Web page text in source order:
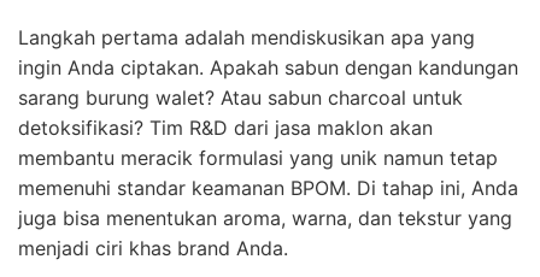
Langkah pertama adalah mendiskusikan apa yang
ingin Anda ciptakan. Apakah sabun dengan kandungan
sarang burung walet? Atau sabun charcoal untuk
detoksifikasi? Tim R&D dari jasa maklon akan
membantu meracik formulasi yang unik namun tetap
memenuhi standar keamanan BPOM. Di tahap ini, Anda
juga bisa menentukan aroma, warna, dan tekstur yang
menjadi ciri khas brand Anda.